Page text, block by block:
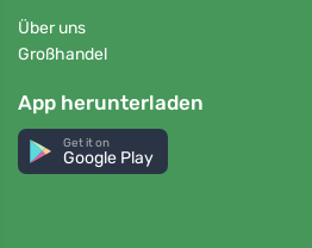
Über uns
Großhandel
App herunterladen
Get it on
Google Play